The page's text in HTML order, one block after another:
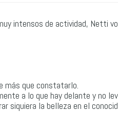
intensos de actividad, Netti
más que constatarlo.
a lo que hay delante y no
siquiera la belleza en el